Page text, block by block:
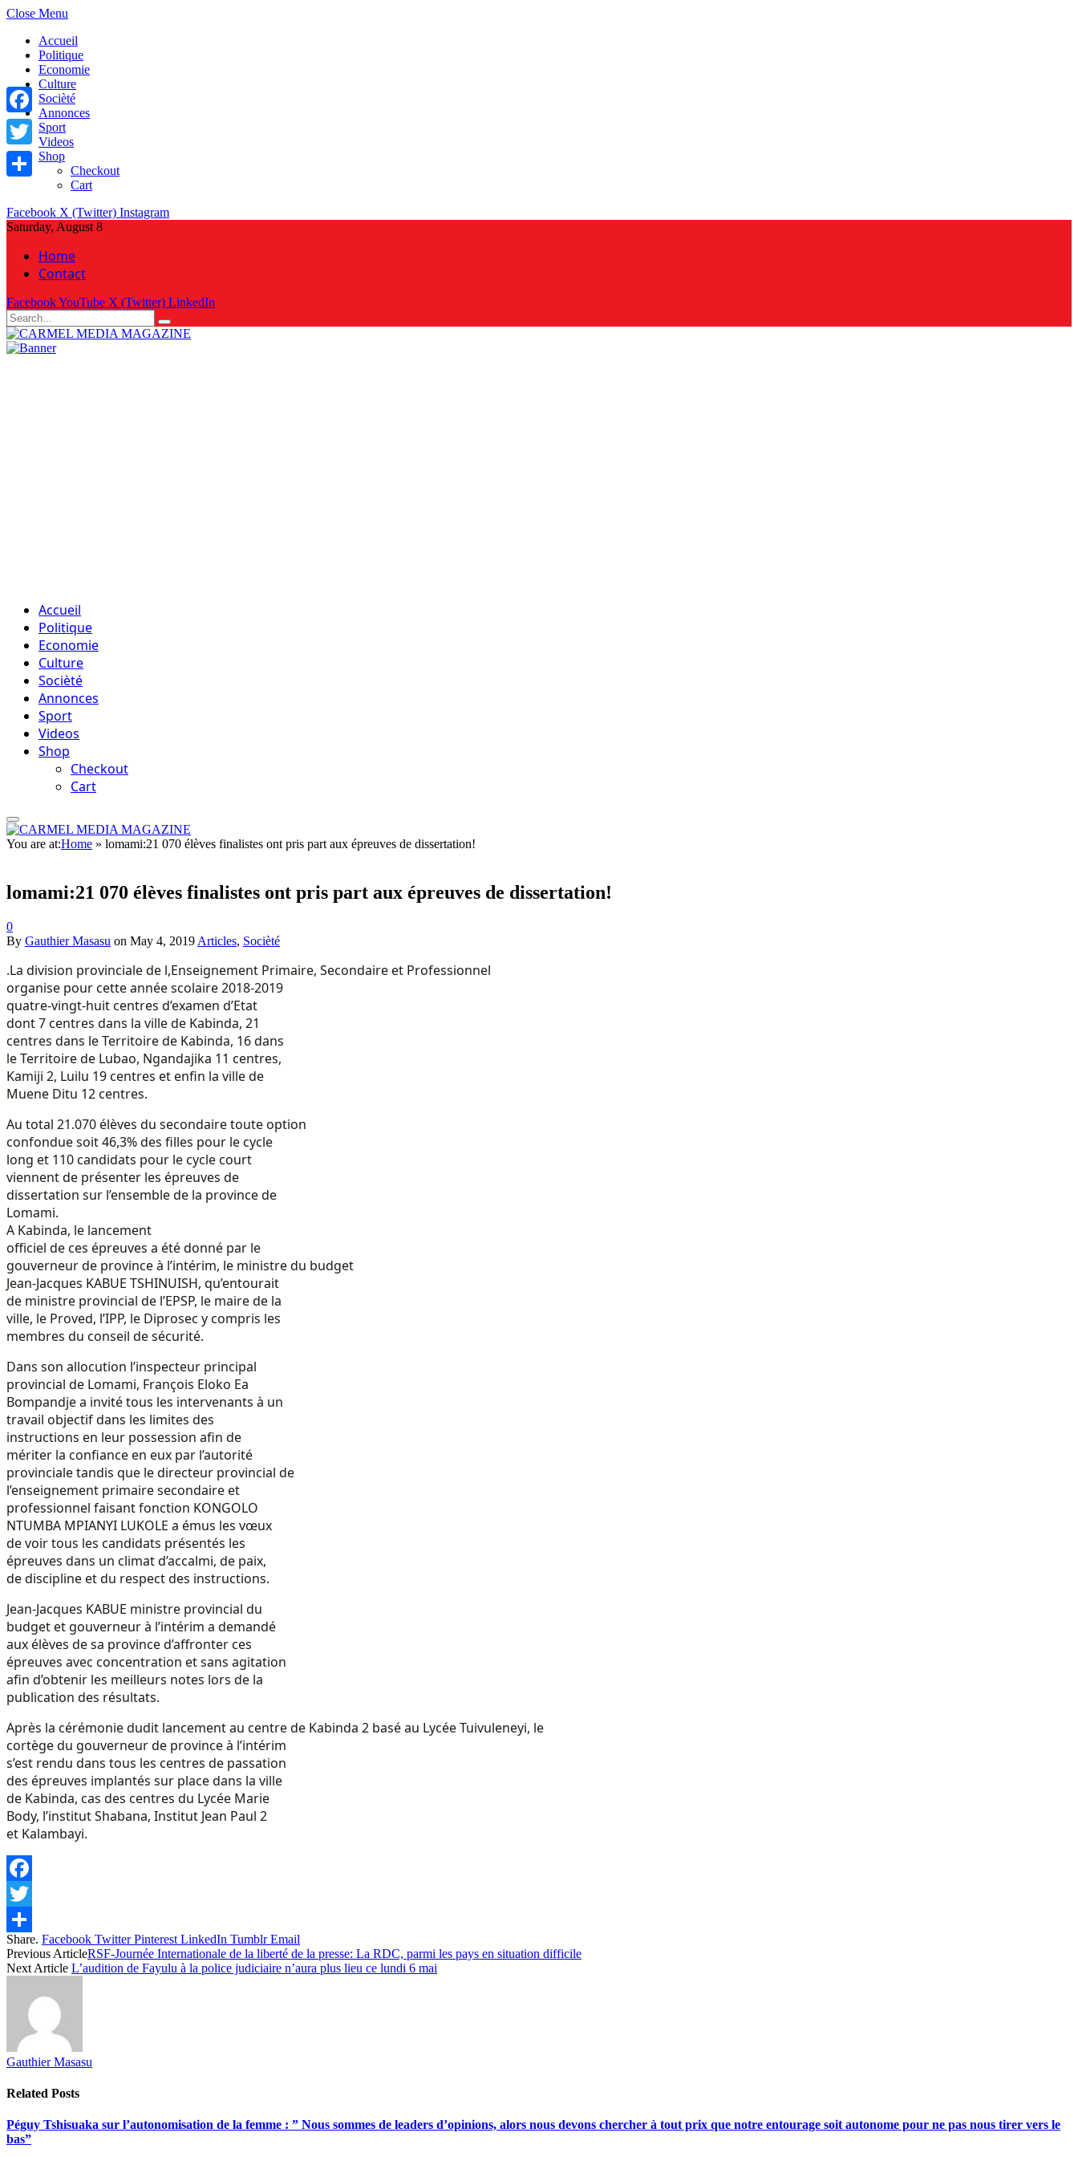
Close Menu
Accueil
Politique
Economie
Culture
Socièté
Annonces
Sport
Videos
Shop
Checkout
Cart
Facebook X (Twitter) Instagram
Saturday, August 8
Home
Contact
FacebookYouTube X (Twitter) LinkedIn
Accueil
Politique
Economie
Culture
Socièté
Annonces
Sport
Videos
Shop
Checkout
Cart
You are at:Home » lomami:21 070 élèves finalistes ont pris part aux épreuves de dissertation!
lomami:21 070 élèves finalistes ont pris part aux épreuves de dissertation!
0
By Gauthier Masasu on May 4, 2019 Articles, Socièté
.La division provinciale de l,Enseignement Primaire, Secondaire et Professionnel
organise pour cette année scolaire 2018-2019
quatre-vingt-huit centres d’examen d’Etat
dont 7 centres dans la ville de Kabinda, 21
centres dans le Territoire de Kabinda, 16 dans
le Territoire de Lubao, Ngandajika 11 centres,
Kamiji 2, Luilu 19 centres et enfin la ville de
Muene Ditu 12 centres.
Au total 21.070 élèves du secondaire toute option
confondue soit 46,3% des filles pour le cycle
long et 110 candidats pour le cycle court
viennent de présenter les épreuves de
dissertation sur l’ensemble de la province de
Lomami.
A Kabinda, le lancement
officiel de ces épreuves a été donné par le
gouverneur de province à l’intérim, le ministre du budget
Jean-Jacques KABUE TSHINUISH, qu’entourait
de ministre provincial de l’EPSP, le maire de la
ville, le Proved, l’IPP, le Diprosec y compris les
membres du conseil de sécurité.
Dans son allocution l’inspecteur principal
provincial de Lomami, François Eloko Ea
Bompandje a invité tous les intervenants à un
travail objectif dans les limites des
instructions en leur possession afin de
mériter la confiance en eux par l’autorité
provinciale tandis que le directeur provincial de
l’enseignement primaire secondaire et
professionnel faisant fonction KONGOLO
NTUMBA MPIANYI LUKOLE a émus les vœux
de voir tous les candidats présentés les
épreuves dans un climat d’accalmi, de paix,
de discipline et du respect des instructions.
Jean-Jacques KABUE ministre provincial du
budget et gouverneur à l’intérim a demandé
aux élèves de sa province d’affronter ces
épreuves avec concentration et sans agitation
afin d’obtenir les meilleurs notes lors de la
publication des résultats.
Après la cérémonie dudit lancement au centre de Kabinda 2 basé au Lycée Tuivuleneyi, le
cortège du gouverneur de province à l’intérim
s’est rendu dans tous les centres de passation
des épreuves implantés sur place dans la ville
de Kabinda, cas des centres du Lycée Marie
Body, l’institut Shabana, Institut Jean Paul 2
et Kalambayi.
Facebook
Twitter
Share
Share. Facebook Twitter Pinterest LinkedIn Tumblr Email
Previous ArticleRSF-Journée Internationale de la liberté de la presse: La RDC, parmi les pays en situation difficile
Next Article L’audition de Fayulu à la police judiciaire n’aura plus lieu ce lundi 6 mai
Gauthier Masasu
Related Posts
Péguy Tshisuaka sur l’autonomisation de la femme : ” Nous sommes de leaders d’opinions, alors nous devons chercher à tout prix que notre entourage soit autonome pour ne pas nous tirer vers le
bas”
Facebook
Twitter